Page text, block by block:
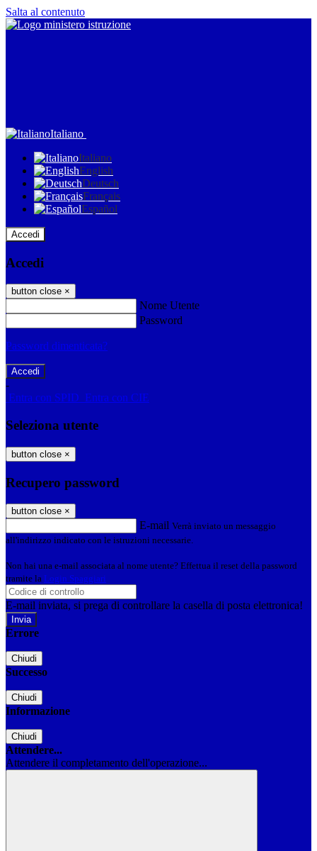
Salta al contenuto
Italiano
Italiano
English
Deutsch
Français
Español
Accedi
Accedi
button close ×
Nome Utente
Password
Password dimenticata?
-
Entra con SPID Entra con CIE
Seleziona utente
button close ×
Recupero password
button close ×
E-mail Verrà inviato un messaggio
all'indirizzo indicato con le istruzioni necessarie.
Non hai una e-mail associata al nome utente? Effettua il reset della password
tramite la Login Spaggiari
E-mail inviata, si prega di controllare la casella di posta elettronica!
Errore
Chiudi
Successo
Chiudi
Informazione
Chiudi
Attendere...
Attendere il completamento dell'operazione...